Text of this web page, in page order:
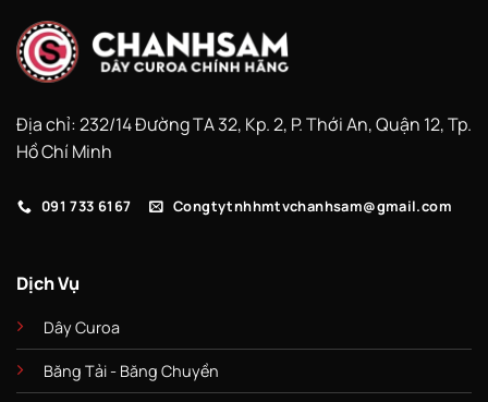
Địa chỉ: 232/14 Đường TA 32, Kp. 2, P. Thới An, Quận 12, Tp.
Hồ Chí Minh
091 733 6167 Congtytnhhmtvchanhsam@gmail.com
Dịch Vụ
Dây Curoa
Băng Tải - Băng Chuyền